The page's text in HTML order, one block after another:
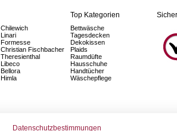
Chilewich
Linari
Formesse
Christian Fischbacher
Theresienthal
Libeco
Bellora
Himla
Top Kategorien
Bettwäsche
Tagesdecken
Dekokissen
Plaids
Raumdüfte
Hausschuhe
Handtücher
Wäschepflege
Datenschutzbestimmungen